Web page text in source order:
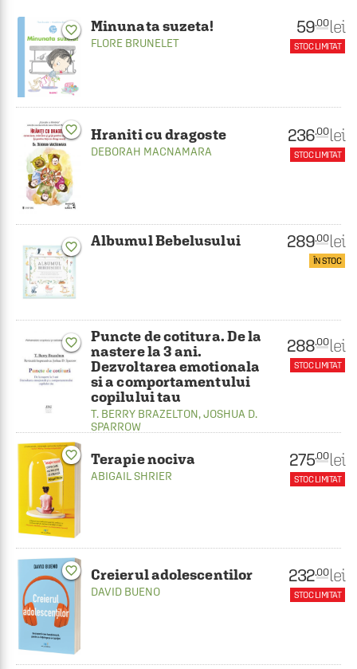
favorite_border Minunata suzeta!
FLORE BRUNELET
59.00 lei
STOC LIMITAT
favorite_border Hraniti cu dragoste
DEBORAH MACNAMARA
236.00 lei
STOC LIMITAT
favorite_border Albumul Bebelusului 289.00 lei
ÎN STOC
favorite_border
Puncte de cotitura. De la
nastere la 3 ani.
Dezvoltarea emotionala
si a comportamentului
copilului tau
T. BERRY BRAZELTON,JOSHUA D.
SPARROW
288.00 lei
STOC LIMITAT
favorite_border Terapie nociva
ABIGAIL SHRIER
275.00 lei
STOC LIMITAT
favorite_border Creierul adolescentilor
DAVID BUENO
232.00 lei
STOC LIMITAT